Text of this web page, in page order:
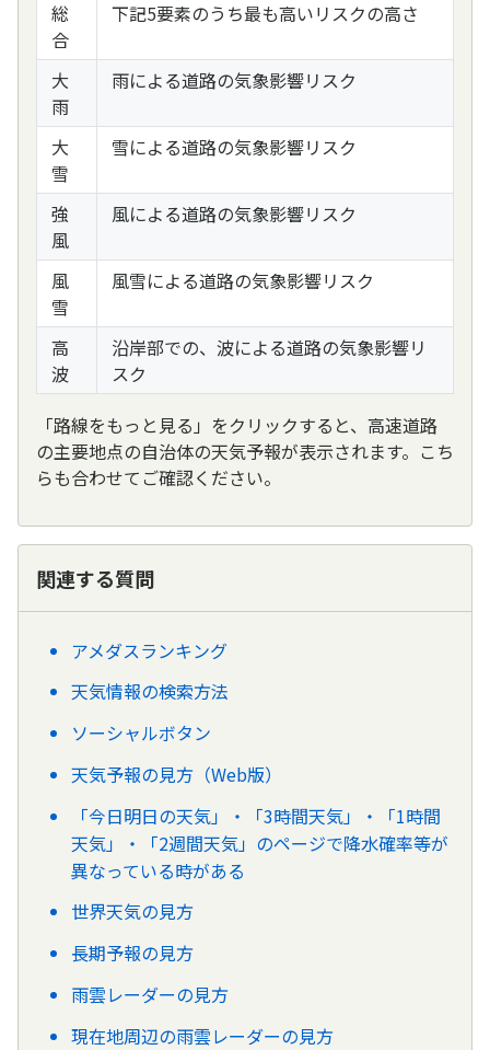
総
合
下記5要素のうち最も高いリスクの高さ
大
雨
雨による道路の気象影響リスク
大
雪
雪による道路の気象影響リスク
強
風
風による道路の気象影響リスク
風
雪
風雪による道路の気象影響リスク
高
波
沿岸部での、波による道路の気象影響リ
スク
「路線をもっと見る」をクリックすると、高速道路
の主要地点の自治体の天気予報が表示されます。こち
らも合わせてご確認ください。
関連する質問
アメダスランキング
天気情報の検索方法
ソーシャルボタン
天気予報の見方（Web版）
「今日明日の天気」・「3時間天気」・「1時間
天気」・「2週間天気」のページで降水確率等が
異なっている時がある
世界天気の見方
長期予報の見方
雨雲レーダーの見方
現在地周辺の雨雲レーダーの見方